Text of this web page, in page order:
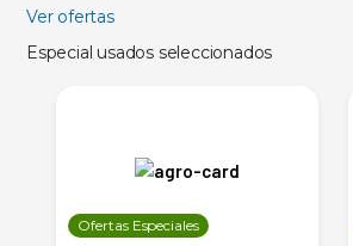
Ver ofertas
Especial usados seleccionados
Ofertas Especiales